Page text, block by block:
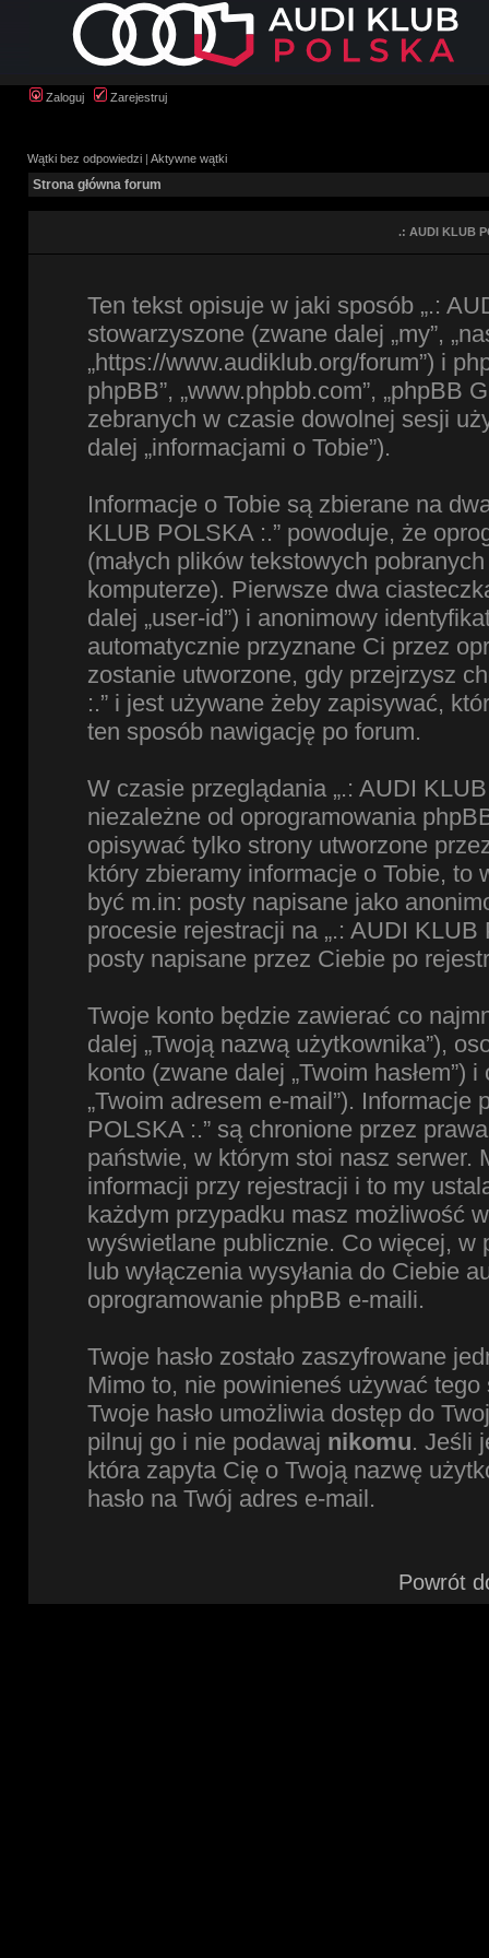
Zaloguj Zarejestruj
Wątki bez odpowiedzi | Aktywne wątki
Strona główna forum
.: AUDI KLUB
Ten tekst opisuje w jaki sposób „.:
stowarzyszone (zwane dalej „my”,
„https://www.audiklub.org/forum”) i
phpBB”, „www.phpbb.com”, „phpBB
zebranych w czasie dowolnej sesji
dalej „informacjami o Tobie”).
Informacje o Tobie są zbierane na
KLUB POLSKA :.” powoduje, że
(małych plików tekstowych
komputerze). Pierwsze dwa
dalej „user-id”) i anonimowy
automatycznie przyznane Ci przez
zostanie utworzone, gdy przejrzysz
:.” i jest używane żeby zapisywać,
ten sposób nawigację po forum.
W czasie przeglądania „.: AUDI
niezależne od oprogramowania
opisywać tylko strony utworzone
który zbieramy informacje o Tobie, to
być m.in: posty napisane jako
procesie rejestracji na „.: AUDI KLUB
posty napisane przez Ciebie po
Twoje konto będzie zawierać co
dalej „Twoją nazwą użytkownika”),
konto (zwane dalej „Twoim
„Twoim adresem e-mail”).
POLSKA :.” są chronione przez
państwie, w którym stoi nasz serwer.
informacji przy rejestracji i to my
każdym przypadku masz możliwość
wyświetlane publicznie. Co więcej, w
lub wyłączenia wysyłania do Ciebie
oprogramowanie phpBB e-maili.
Twoje hasło zostało zaszyfrowane
Mimo to, nie powinieneś używać
Twoje hasło umożliwia dostęp do
pilnuj go i nie podawaj nikomu. Jeśli
która zapyta Cię o Twoją nazwę
hasło na Twój adres e-mail.
Powrót